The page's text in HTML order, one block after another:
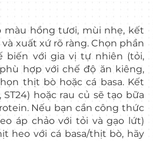
màu hồng tươi, mùi nhẹ, kết
và xuất xứ rõ ràng. Chọn phần
biến với gia vị tự nhiên (tỏi,
hợp với chế độ ăn kiêng,
thịt bò hoặc cá basa. Kết
ST24) hoặc rau củ sẽ tạo bữa
Nếu bạn cần công thức
áp chảo với tỏi và gạo lứt)
heo với cá basa/thịt bò, hãy